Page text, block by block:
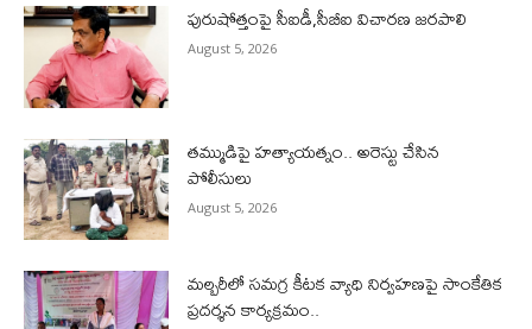
పురుషోత్తంపై సీఐడీ,సీబీఐ విచారణ జరపాలి
August 5, 2026
తమ్ముడిపై హత్యాయత్నం.. అరెస్టు చేసిన
పోలీసులు
August 5, 2026
మల్బరీలో సమగ్ర కీటక వ్యాధి నిర్వహణపై సాంకేతిక
ప్రదర్శన కార్యక్రమం..